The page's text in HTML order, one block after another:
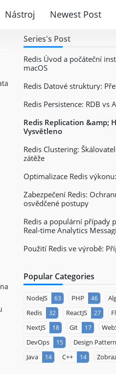
Nástroj Newest Post
Series's Post
Redis Úvod a počáteční
macOS
Redis Datové struktury:
Redis Persistence: RDB vs
Redis Replication &amp;
Vysvětleno
Redis Clustering:
zátěže
Optimalizace Redis
Zabezpečení Redis:
osvědčené postupy
Redis a populární případy
Real-time Analytics
Použití Redis ve výrobě:
Popular Categories
NodeJS 63 PHP 46
Redis 32 ReactJS 27
NextJS 18 Git 17
DevOps 15 Design Pattern
Java 14 C++ 14